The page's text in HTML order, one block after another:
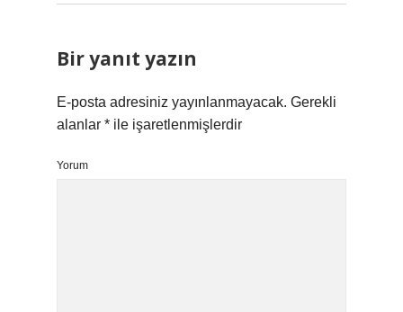
Bir yanıt yazın
E-posta adresiniz yayınlanmayacak. Gerekli
alanlar * ile işaretlenmişlerdir
Yorum